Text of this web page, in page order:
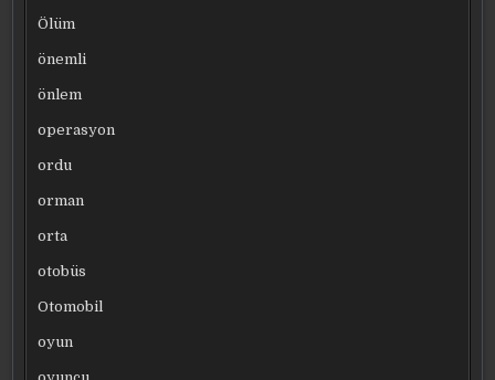
Ölüm
önemli
önlem
operasyon
ordu
orman
orta
otobüs
Otomobil
oyun